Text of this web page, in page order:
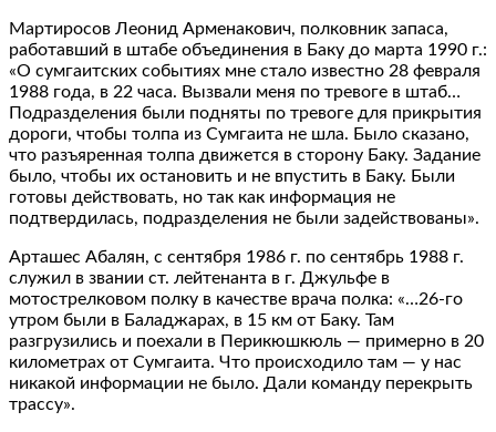
Мартиросов Леонид Арменакович, полковник запаса,
работавший в штабе объединения в Баку до марта 1990 г.:
«О сумгаитских событиях мне стало известно 28 февраля
1988 года, в 22 часа. Вызвали меня по тревоге в штаб…
Подразделения были подняты по тревоге для прикрытия
дороги, чтобы толпа из Сумгаита не шла. Было сказано,
что разъяренная толпа движется в сторону Баку. Задание
было, чтобы их остановить и не впустить в Баку. Были
готовы действовать, но так как информация не
подтвердилась, подразделения не были задействованы».
Арташес Абалян, с сентября 1986 г. по сентябрь 1988 г.
служил в звании ст. лейтенанта в г. Джульфе в
мотострелковом полку в качестве врача полка: «…26-го
утром были в Баладжарах, в 15 км от Баку. Там
разгрузились и поехали в Перикюшкюль — примерно в 20
километрах от Сумгаита. Что происходило там — у нас
никакой информации не было. Дали команду перекрыть
трассу».